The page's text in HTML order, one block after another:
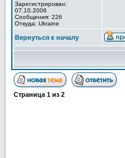
Зарегистрирован:
07.10.2006
Сообщения: 226
Откуда: Ukraine
Вернуться к началу
Страница 1 из 2